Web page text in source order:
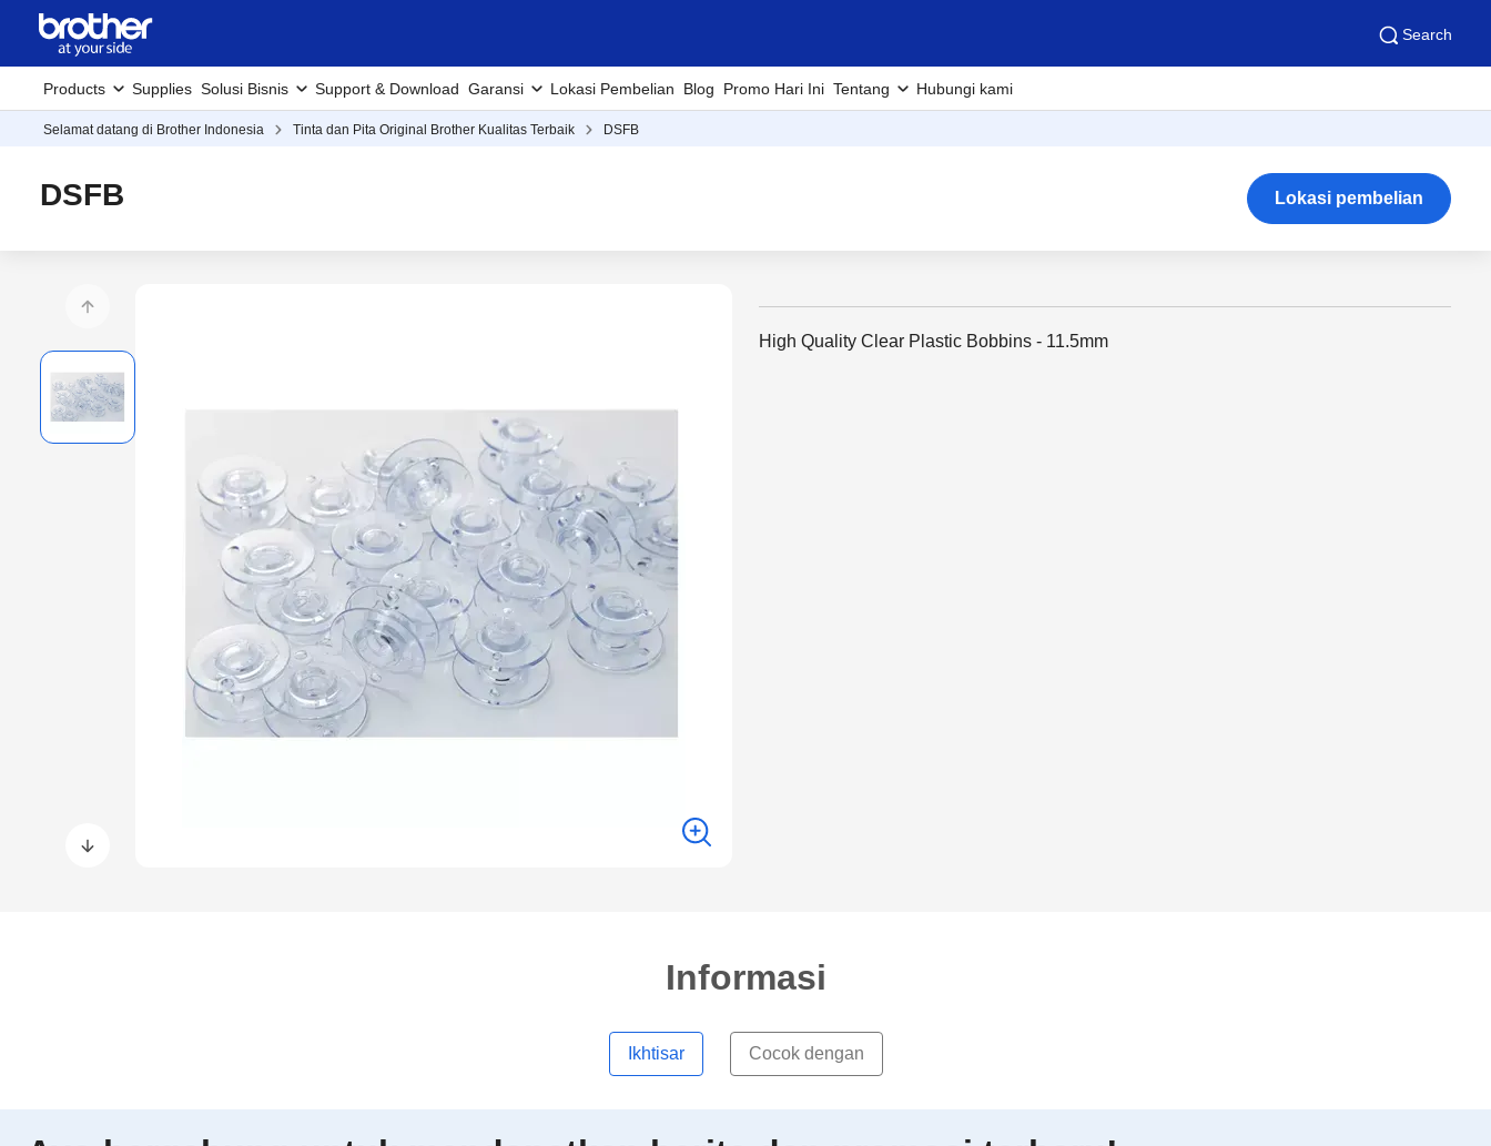
Search
Products Supplies Solusi Bisnis Support & Download Garansi Lokasi Pembelian Blog Promo Hari Ini Tentang Hubungi kami
Selamat datang di Brother Indonesia Tinta dan Pita Original Brother Kualitas Terbaik DSFB
DSFB Lokasi pembelian
High Quality Clear Plastic Bobbins - 11.5mm
Informasi
Ikhtisar Cocok dengan